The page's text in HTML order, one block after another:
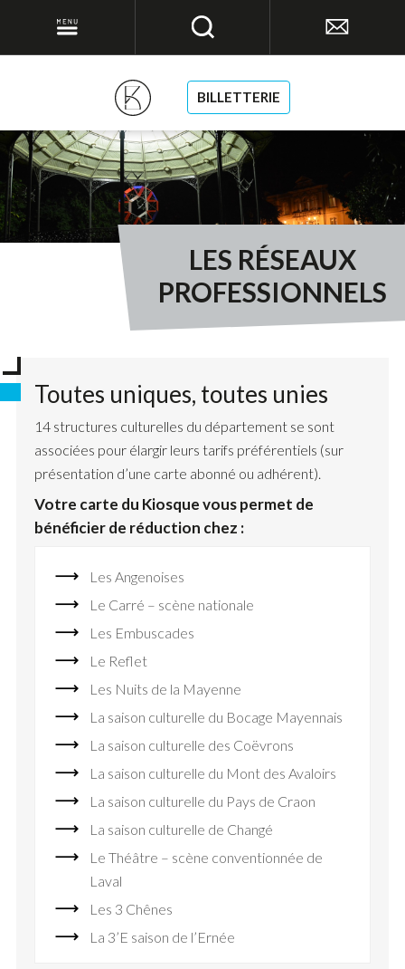
BILLETTERIE
LES RÉSEAUX
PROFESSIONNELS
Toutes uniques, toutes unies
14 structures culturelles du département se sont
associées pour élargir leurs tarifs préférentiels (sur
présentation d’une carte abonné ou adhérent).
Votre carte du Kiosque vous permet de
bénéficier de réduction chez :
Les Angenoises
Le Carré – scène nationale
Les Embuscades
Le Reflet
Les Nuits de la Mayenne
La saison culturelle du Bocage Mayennais
La saison culturelle des Coëvrons
La saison culturelle du Mont des Avaloirs
La saison culturelle du Pays de Craon
La saison culturelle de Changé
Le Théâtre – scène conventionnée de
Laval
Les 3 Chênes
La 3’E saison de l’Ernée